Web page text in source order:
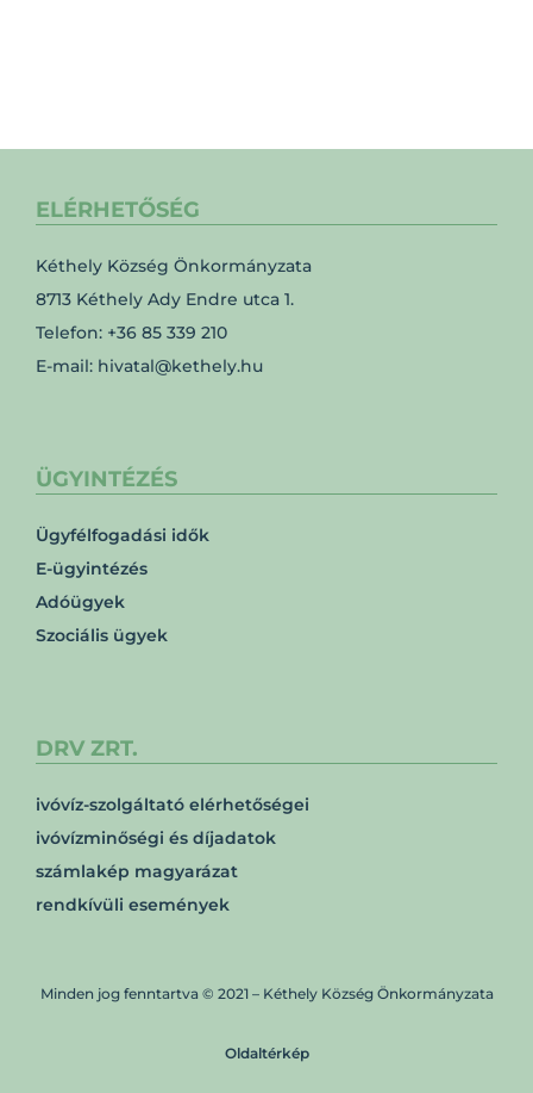
ELÉRHETŐSÉG
Kéthely Község Önkormányzata
8713 Kéthely Ady Endre utca 1.
Telefon: +36 85 339 210
E-mail: hivatal@kethely.hu
ÜGYINTÉZÉS
Ügyfélfogadási idők
E-ügyintézés
Adóügyek
Szociális ügyek
DRV ZRT.
ivóvíz-szolgáltató elérhetőségei
ivóvízminőségi és díjadatok
számlakép magyarázat
rendkívüli események
Minden jog fenntartva © 2021 – Kéthely Község Önkormányzata
Oldaltérkép